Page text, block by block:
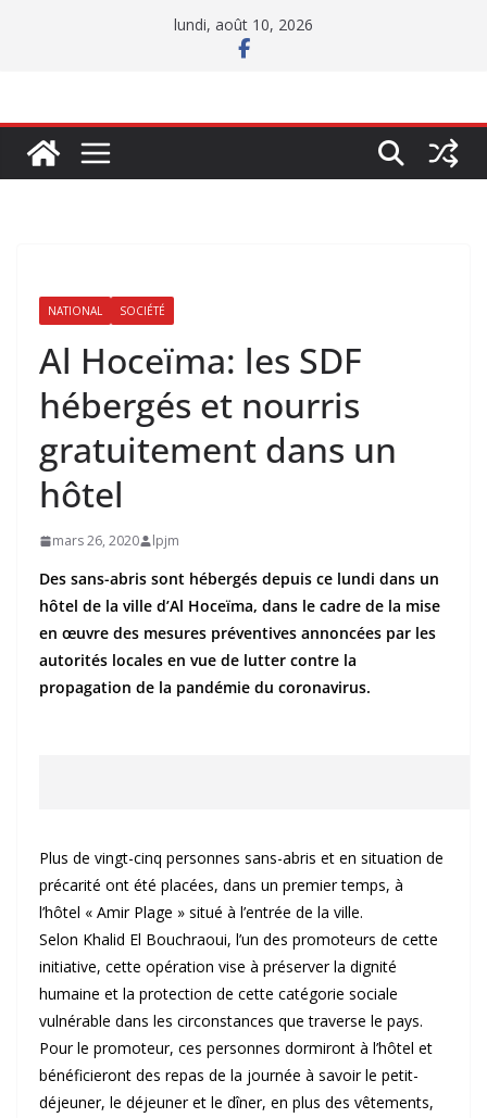
lundi, août 10, 2026
NATIONAL SOCIÉTÉ
Al Hoceïma: les SDF
hébergés et nourris
gratuitement dans un
hôtel
mars 26, 2020 lpjm
Des sans-abris sont hébergés depuis ce lundi dans un
hôtel de la ville d’Al Hoceïma, dans le cadre de la mise
en œuvre des mesures préventives annoncées par les
autorités locales en vue de lutter contre la
propagation de la pandémie du coronavirus.
Plus de vingt-cinq personnes sans-abris et en situation de
précarité ont été placées, dans un premier temps, à
l’hôtel « Amir Plage » situé à l’entrée de la ville.
Selon Khalid El Bouchraoui, l’un des promoteurs de cette
initiative, cette opération vise à préserver la dignité
humaine et la protection de cette catégorie sociale
vulnérable dans les circonstances que traverse le pays.
Pour le promoteur, ces personnes dormiront à l’hôtel et
bénéficieront des repas de la journée à savoir le petit-
déjeuner, le déjeuner et le dîner, en plus des vêtements,